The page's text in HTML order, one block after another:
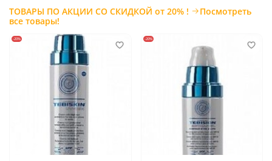
свойствами и кератолитической активностью, благодаря чему
нормализует состояние рогового слоя и функцию кожного
и противозудное действие, способствует заживлению
повреждений кожи.
Применение:
В соответствии с предписаниями врача, применять утром и
вечером в течение 10 или более дней после профессиональной
отбеливающей процедуры MELINE®. Нанести на кожу и
аккуратно втереть до полного впитывания.
Страна производитель:
ТОВАРЫ ПО АКЦИИ СО СКИДКОЙ от 20% !
Посмотреть
все товары!
-20% -20%